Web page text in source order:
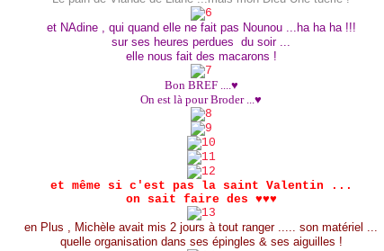
et NAdine , qui quand elle ne fait pas Nounou ...ha ha ha !!!
sur ses heures perdues du soir ...
elle nous fait des macarons !
Bon BREF ....♥
On est là pour Broder ...♥
et même si c'est pas la saint Valentin ...
on sait faire des ♥♥♥
en Plus , Michèle avait mis 2 jours à tout ranger ..... son matériel ...
quelle organisation dans ses épingles & ses aiguilles !